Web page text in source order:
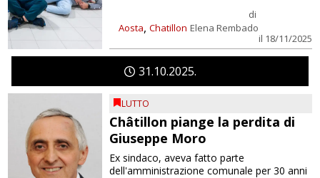
Aosta, Chatillon
di
Elena Rembado
il 18/11/2025
31 10 2025
LUTTO
Châtillon piange la perdita di
Giuseppe Moro
Ex sindaco, aveva fatto parte
dell'amministrazione comunale per 30 anni